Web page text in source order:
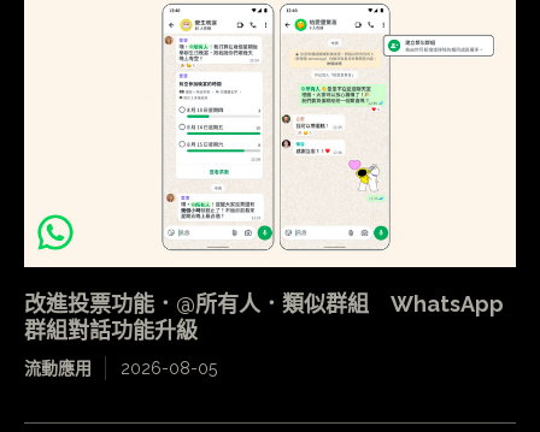
改進投票功能．@所有人．類似群組 WhatsApp
群組對話功能升級
流動應用 2026-08-05